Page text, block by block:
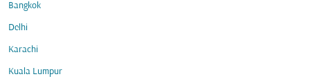
Bangkok
Delhi
Karachi
Kuala Lumpur